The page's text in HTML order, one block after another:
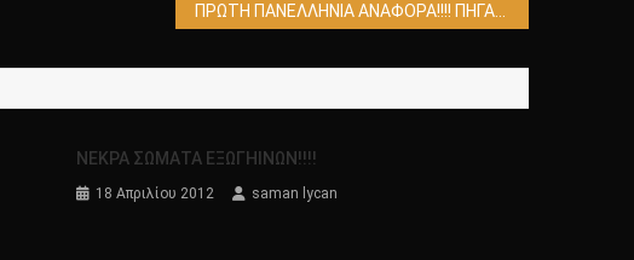
ΠΡΩΤΗ ΠΑΝΕΛΛΗΝΙΑ ΑΝΑΦΟΡΑ!!!! ΠΗΓΑΣΟΣ ΕΝ ΠΤΗΣΗ!;! ΑΛΗΘΙΝΟ ΣΥΜΒΑΝ Η ΠΛΑΣΤΟ!!!;;!!! ΒΙΝΤΕΟ..
ΝΕΚΡΑ ΣΩΜΑΤΑ ΕΞΩΓΗΙΝΩΝ!!!!
18 Απριλίου 2012 saman lycan